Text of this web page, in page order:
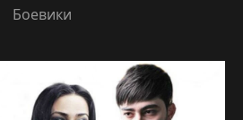
Боевики